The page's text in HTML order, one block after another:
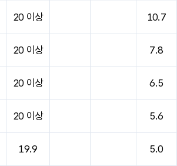
20 이상 10.7
20 이상 7.8
20 이상 6.5
20 이상 5.6
19.9 5.0